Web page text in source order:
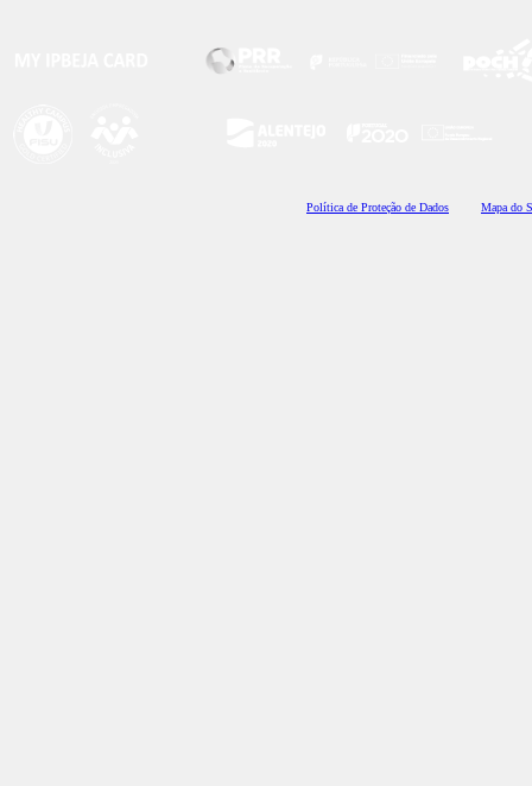
Política de Proteção de Dados Mapa do